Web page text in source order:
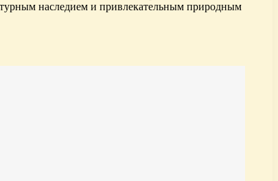
наследием и привлекательным природным